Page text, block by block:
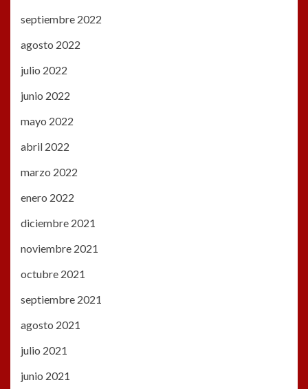
septiembre 2022
agosto 2022
julio 2022
junio 2022
mayo 2022
abril 2022
marzo 2022
enero 2022
diciembre 2021
noviembre 2021
octubre 2021
septiembre 2021
agosto 2021
julio 2021
junio 2021